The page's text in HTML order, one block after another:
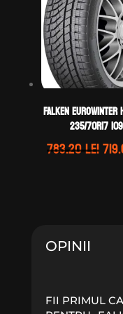
Falken EUROWINTER
235/70R17
783.20lei
OPINII
FII PRIMUL